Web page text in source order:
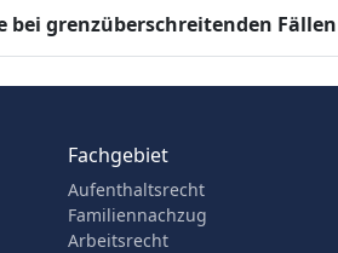
grenzüberschreitenden
Fachgebiet
Aufenthaltsrecht
Familiennachzug
Arbeitsrecht